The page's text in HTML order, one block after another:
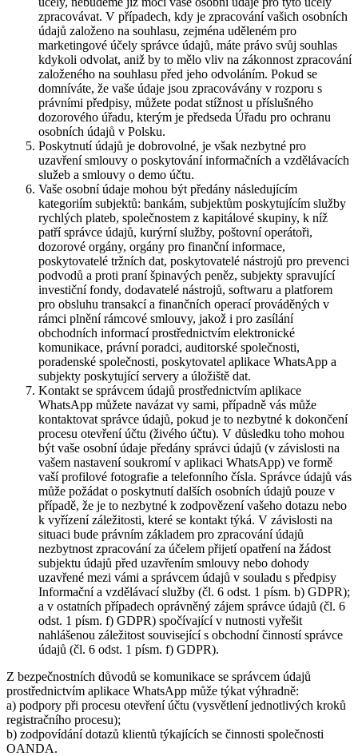
zpracovávat. V případech, kdy je zpracování vašich osobních
údajů založeno na souhlasu, zejména uděleném pro
marketingové účely správce údajů, máte právo svůj souhlas
kdykoli odvolat, aniž by to mělo vliv na zákonnost zpracování
založeného na souhlasu před jeho odvoláním. Pokud se
domníváte, že vaše údaje jsou zpracovávány v rozporu s
právními předpisy, můžete podat stížnost u příslušného
dozorového úřadu, kterým je předseda Úřadu pro ochranu
osobních údajů v Polsku.
Poskytnutí údajů je dobrovolné, je však nezbytné pro
uzavření smlouvy o poskytování informačních a vzdělávacích
služeb a smlouvy o demo účtu.
Vaše osobní údaje mohou být předány následujícím
kategoriím subjektů: bankám, subjektům poskytujícím služby
rychlých plateb, společnostem z kapitálové skupiny, k níž
patří správce údajů, kurýrní služby, poštovní operátoři,
dozorové orgány, orgány pro finanční informace,
poskytovatelé tržních dat, poskytovatelé nástrojů pro prevenci
podvodů a proti praní špinavých peněz, subjekty spravující
investiční fondy, dodavatelé nástrojů, softwaru a platforem
pro obsluhu transakcí a finančních operací prováděných v
rámci plnění rámcové smlouvy, jakož i pro zasílání
obchodních informací prostřednictvím elektronické
komunikace, právní poradci, auditorské společnosti,
poradenské společnosti, poskytovatel aplikace WhatsApp a
subjekty poskytující servery a úložiště dat.
Kontakt se správcem údajů prostřednictvím aplikace
WhatsApp můžete navázat vy sami, případně vás může
kontaktovat správce údajů, pokud je to nezbytné k dokončení
procesu otevření účtu (živého účtu). V důsledku toho mohou
být vaše osobní údaje předány správci údajů (v závislosti na
vašem nastavení soukromí v aplikaci WhatsApp) ve formě
vaší profilové fotografie a telefonního čísla. Správce údajů vás
může požádat o poskytnutí dalších osobních údajů pouze v
případě, že je to nezbytné k zodpovězení vašeho dotazu nebo
k vyřízení záležitosti, které se kontakt týká. V závislosti na
situaci bude právním základem pro zpracování údajů
nezbytnost zpracování za účelem přijetí opatření na žádost
subjektu údajů před uzavřením smlouvy nebo dohody
uzavřené mezi vámi a správcem údajů v souladu s předpisy
Informační a vzdělávací služby (čl. 6 odst. 1 písm. b) GDPR);
a v ostatních případech oprávněný zájem správce údajů (čl. 6
odst. 1 písm. f) GDPR) spočívající v nutnosti vyřešit
nahlášenou záležitost související s obchodní činností správce
údajů (čl. 6 odst. 1 písm. f) GDPR).
Z bezpečnostních důvodů se komunikace se správcem údajů
prostřednictvím aplikace WhatsApp může týkat výhradně:
a) podpory při procesu otevření účtu (vysvětlení jednotlivých kroků
registračního procesu);
b) zodpovídání dotazů klientů týkajících se činnosti společnosti
OANDA.